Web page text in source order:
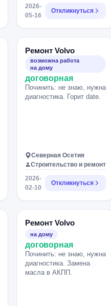
двигателя. Официалы на
диагностике ничего найти
2026-
05-16
Откликнуться
Ремонт Volvo
возможна работа
на дому
договорная
Починить: не знаю, нужна
диагностика. Горит date.
Северная Осетия
Строительство и ремонт
2026-
02-10
Откликнуться
Ремонт Volvo
на дому
договорная
Починить: не знаю, нужна
диагностика. Замена
масла в АКПП.